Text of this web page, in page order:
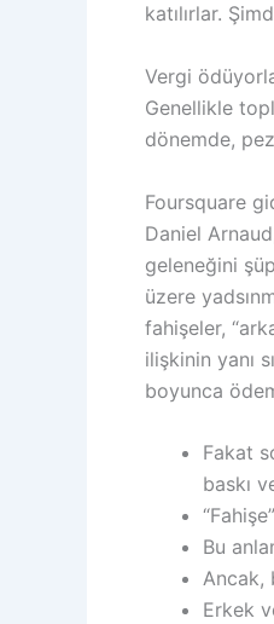
katılırlar.
Vergi
Genellikle
dönemde,
Foursquare
Daniel
geleneğini
üzere
fahişeler,
ilişkinin yanı
boyunca
Fakat
baskı
Bu
Ancak,
Erkek